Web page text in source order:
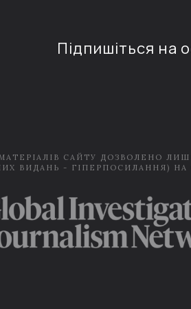
Підпишіться на
САЙТУ ДОЗВОЛЕНО
ВИДАНЬ - ГІПЕРПОСИЛАННЯ) НА